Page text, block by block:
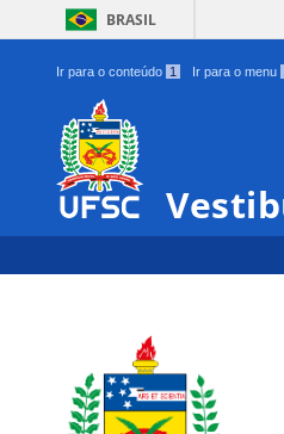
BRASIL
Ir para o conteúdo 1 Ir para o menu